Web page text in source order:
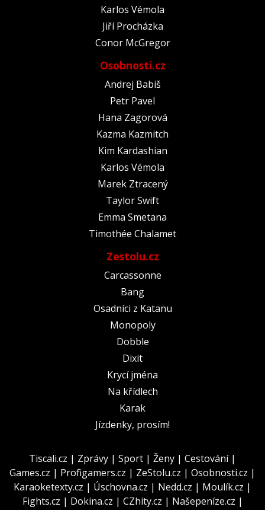
Karlos Vémola
Jiří Procházka
Conor McGregor
Osobnosti.cz
Andrej Babiš
Petr Pavel
Hana Zagorová
Kazma Kazmitch
Kim Kardashian
Karlos Vémola
Marek Ztracený
Taylor Swift
Emma Smetana
Timothée Chalamet
Zestolu.cz
Carcassonne
Bang
Osadníci z Katanu
Monopoly
Dobble
Dixit
Krycí jména
Na křídlech
Karak
Jízdenky, prosím!
Tiscali.cz | Zprávy | Sport | Ženy | Cestování|
Games.cz | Profigamers.cz | ZeStolu.cz | Osobnosti.cz |
Karaoketexty.cz | Úschovna.cz | Nedd.cz | Moulík.cz |
Fights.cz | Dokina.cz | CZhity.cz | Našepeníze.cz |